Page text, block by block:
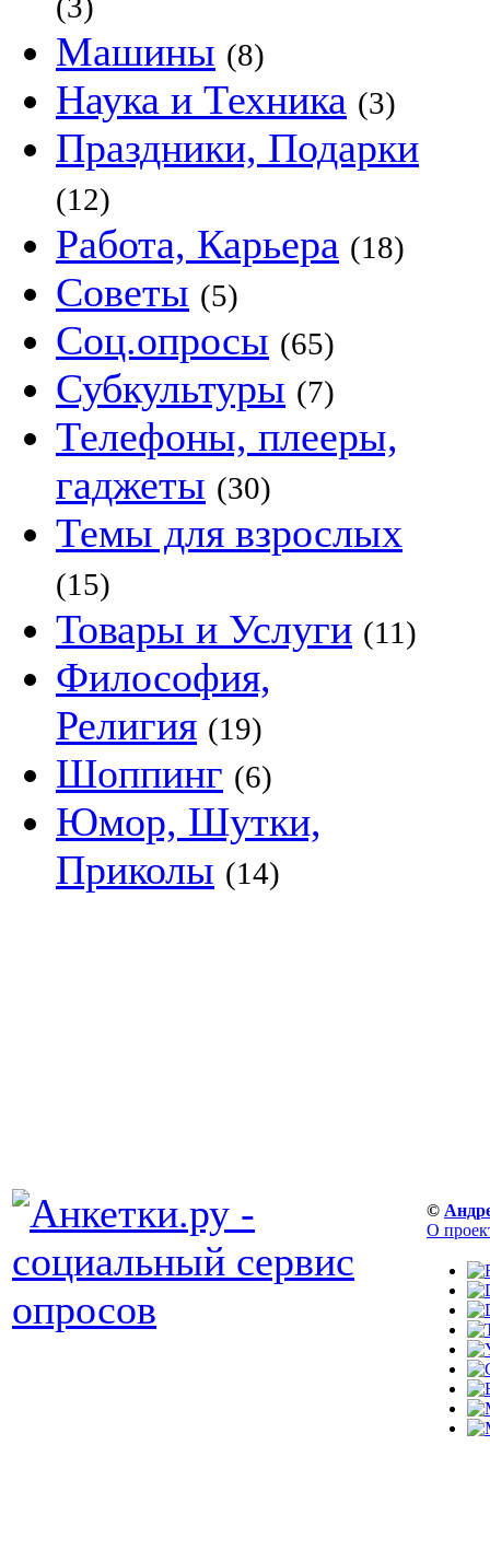
Машины (8)
Наука и Техника (3)
Праздники, Подарки
(12)
Работа, Карьера (18)
Советы (5)
Соц.опросы (65)
Субкультуры (7)
Телефоны, плееры,
гаджеты (30)
Темы для взрослых
(15)
Товары и Услуги (11)
Философия,
Религия (19)
Шоппинг (6)
Юмор, Шутки,
Приколы (14)
©
О